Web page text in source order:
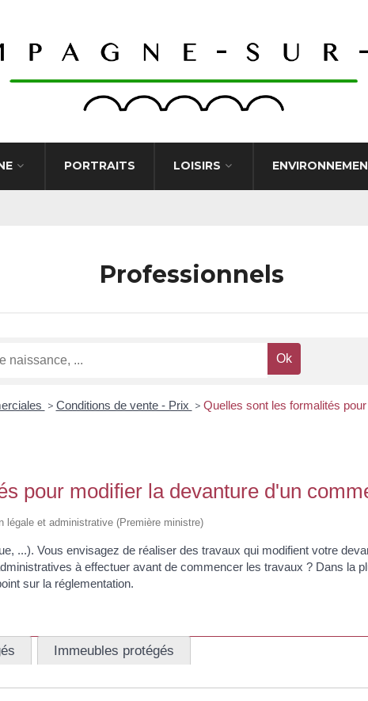
PORTRAITS LOISIRS
Professionnels
> Conditions de vente - Prix > Quelles sont les formalités
pour modifier la devanture d'un
légale et administrative (Première ministre)
...). Vous envisagez de réaliser des travaux qui modifient votre
à effectuer avant de commencer les travaux ? Dans la
sur la réglementation.
Immeubles protégés